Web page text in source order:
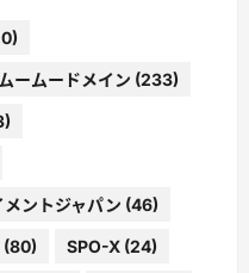
ームードメイン (233)
メントジャパン (46)
(80) SPO-X (24)